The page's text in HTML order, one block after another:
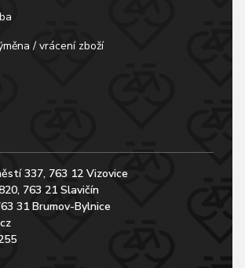
/ vrácení zboží
337, 763 12 Vizovice
763 21 Slavičín
31 Brumov-Bylnice